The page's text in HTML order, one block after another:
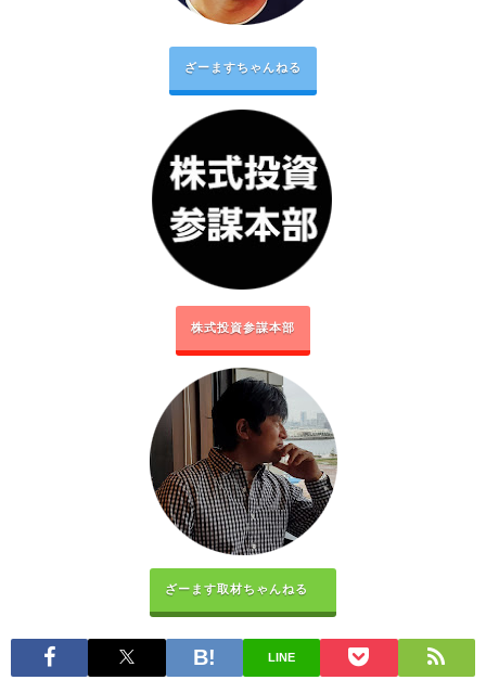
ざーますちゃんねる
株式投資参謀本部
ざーます取材ちゃんねる
LINE